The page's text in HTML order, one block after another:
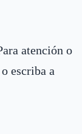
atención o
o escriba a